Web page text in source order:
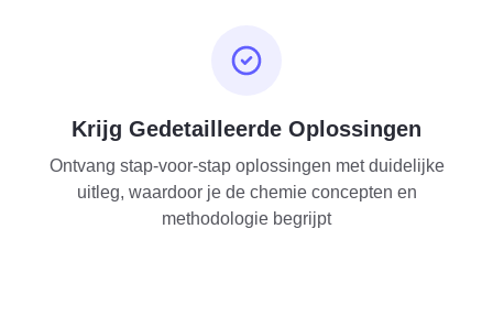
Krijg Gedetailleerde Oplossingen
Ontvang stap-voor-stap oplossingen met duidelijke
uitleg, waardoor je de chemie concepten en
methodologie begrijpt